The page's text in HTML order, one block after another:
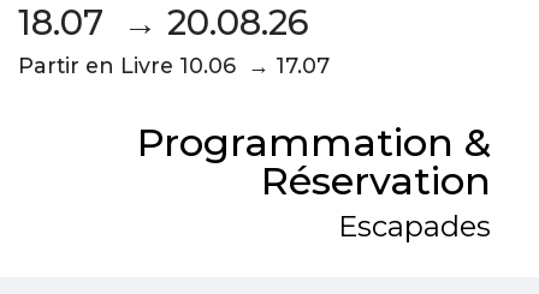
18.07 → 20.08.26
Partir en Livre 10.06 → 17.07
Programmation &
Réservation
Escapades